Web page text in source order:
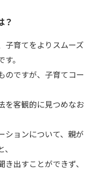
？
子育てをよりスムーズ
。
のですが、子育てコー
を客観的に見つめなお
ションについて、親が
出すことができず、